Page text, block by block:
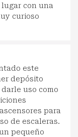
con una
curioso
este
depósito
uso como
para
de escaleras.
pequeño